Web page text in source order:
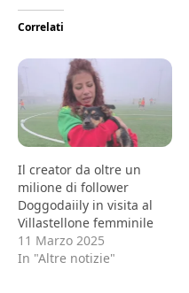
Correlati
Il creator da oltre un
milione di follower
Doggodaiily in visita al
Villastellone femminile
11 Marzo 2025
In "Altre notizie"